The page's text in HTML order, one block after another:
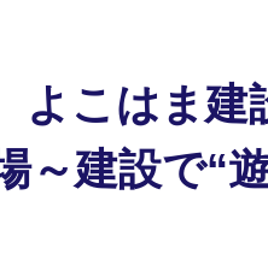
こはま建
～建設で“